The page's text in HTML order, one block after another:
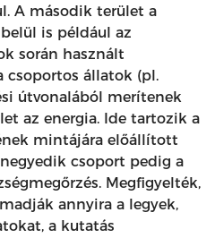
A második terület a
is például az
során használt
csoportos állatok (pl.
útvonalából merítenek
az energia. Ide tartozik a
mintájára előállított
csoport pedig a
Megfigyelték,
annyira a legyek,
a kutatás